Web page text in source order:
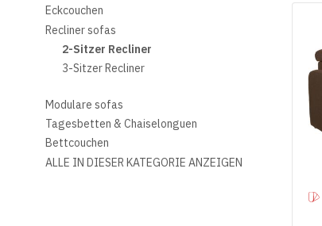
Eckcouchen
Recliner sofas
2-Sitzer Recliner
3-Sitzer Recliner
Modulare sofas
Tagesbetten & Chaiselonguen
Bettcouchen
ALLE IN DIESER KATEGORIE ANZEIGEN